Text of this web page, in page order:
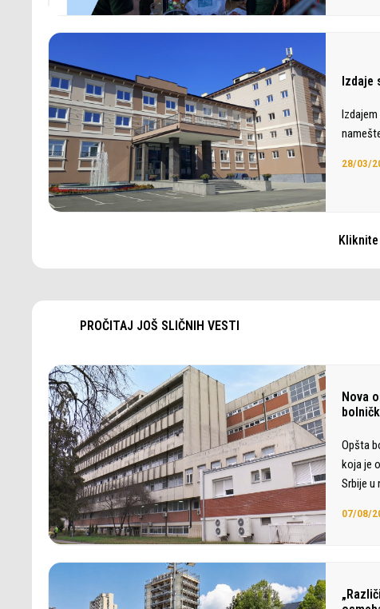
Izdaje
28/03/
PROČITAJ JOŠ SLIČNIH VESTI
Nova
Opšta
koja je
Srbije u
07/08/